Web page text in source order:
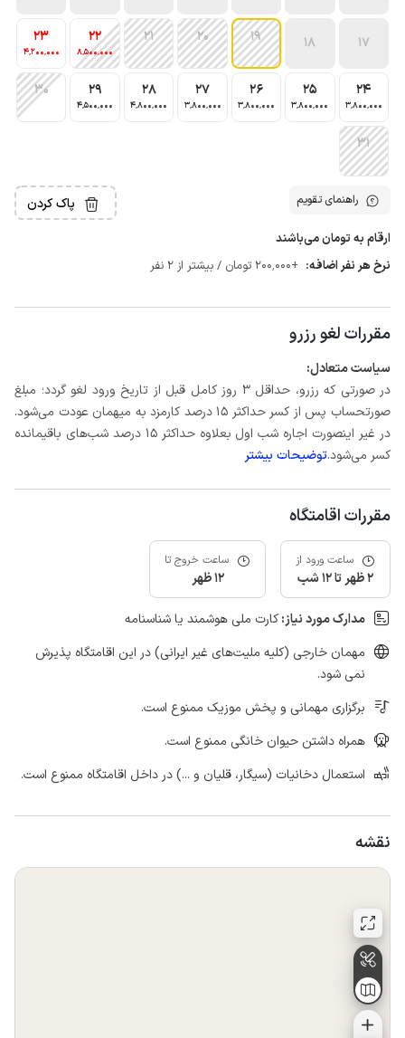
17
18
19
20
21
22
8٬500٬000
23
4٬200٬000
24
3٬800٬000
25
3٬800٬000
26
3٬800٬000
27
3٬800٬000
28
4٬800٬000
29
4٬500٬000
30
31
راهنمای تقویم پاک کردن
ارقام به تومان می‌باشند
نرخ هر نفر اضافه: +200٬000 تومان / بیشتر از 2 نفر
مقررات لغو رزرو
سیاست متعادل:
در صورتی که رزرو، حداقل 3 روز کامل قبل از تاریخ ورود لغو گردد؛ مبلغ
صورتحساب پس از کسر حداکثر 15 درصد کارمزد به میهمان عودت می‌شود.
در غیر اینصورت اجاره شب اول بعلاوه حداکثر 15 درصد شب‌های باقیمانده
کسر می‌شود.توضیحات بیشتر
مقررات اقامتگاه
ساعت ورود از
2 ظهر تا 12 شب
ساعت خروج تا
12 ظهر
مدارک مورد نیاز:کارت ملی هوشمند یا شناسنامه
مهمان خارجی (کلیه ملیت‌های غیر ایرانی) در این اقامتگاه پذیرش
نمی شود.
برگزاری مهمانی و پخش موزیک ممنوع است.
همراه داشتن حیوان خانگی ممنوع است.
استعمال دخانیات (سیگار، قلیان و ...) در داخل اقامتگاه ممنوع است.
نقشه